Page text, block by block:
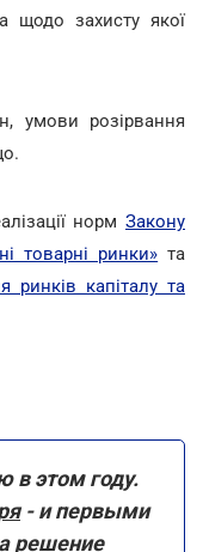
щодо захисту якої
умови розірвання
норм Закону
товарні ринки» та
ринків капіталу та
в этом году.
- и первыми
решение